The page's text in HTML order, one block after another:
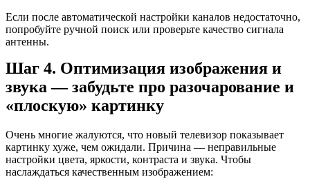
Если после автоматической настройки каналов недостаточно,
попробуйте ручной поиск или проверьте качество сигнала
антенны.
Шаг 4. Оптимизация изображения и
звука — забудьте про разочарование и
«плоскую» картинку
Очень многие жалуются, что новый телевизор показывает
картинку хуже, чем ожидали. Причина — неправильные
настройки цвета, яркости, контраста и звука. Чтобы
наслаждаться качественным изображением: